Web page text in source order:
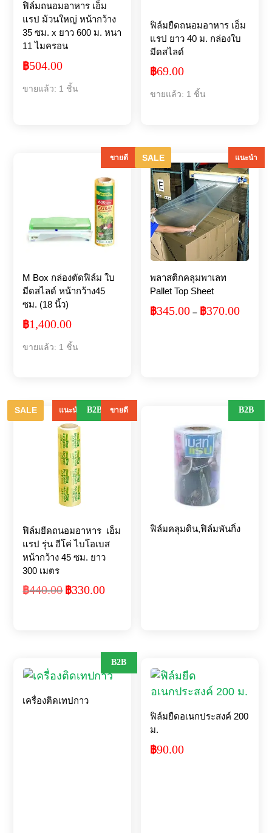
ฟิล์มถนอมอาหาร เอ็ม
แรป ม้วนใหญ่ หน้ากว้าง
35 ซม. x ยาว 600 ม. หนา
11 ไมครอน
฿504.00
ขายแล้ว: 1 ชิ้น
ฟิล์มยืดถนอมอาหาร เอ็ม
แรป ยาว 40 ม. กล่องใบ
มีดสไลด์
฿69.00
ขายแล้ว: 1 ชิ้น
ขายดี
M Box กล่องตัดฟิล์ม ใบ
มีดสไลด์ หน้ากว้าง45
ซม. (18 นิ้ว)
฿1,400.00
ขายแล้ว: 1 ชิ้น
SALE แนะนำ
พลาสติกคลุมพาเลท
Pallet Top Sheet
฿345.00 – ฿370.00Price
SALE แนะนำ B2B ขายดี
ฟิล์มยืดถนอมอาหาร เอ็ม
แรป รุ่น อีโค่ ไบโอเบส
หน้ากว้าง 45 ซม. ยาว
300 เมตร
฿440.00 Original
฿330.00Current
B2B
ฟิล์มคลุมดิน,ฟิล์มพันกิ่ง
B2B
เครื่องติดเทปกาว
ฟิล์มยืดอเนกประสงค์ 200
ม.
฿90.00